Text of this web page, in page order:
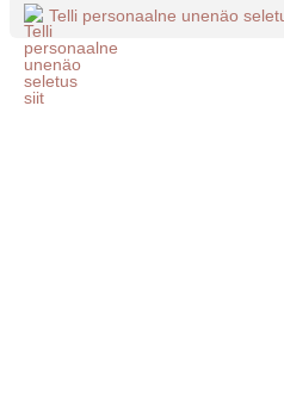
Telli personaalne unenäo